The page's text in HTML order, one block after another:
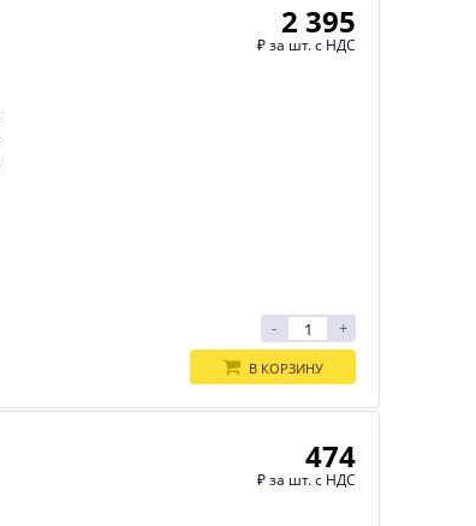
2 395
₽за шт. с НДС
+
-
В КОРЗИНУ
474
₽за шт. с НДС